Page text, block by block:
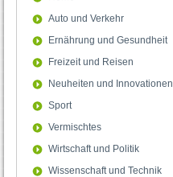
Auto und Verkehr
Ernährung und Gesundheit
Freizeit und Reisen
Neuheiten und Innovationen
Sport
Vermischtes
Wirtschaft und Politik
Wissenschaft und Technik